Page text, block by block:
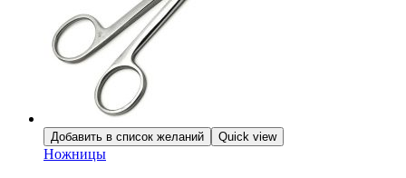
Добавить в список желаний Quick view
Ножницы